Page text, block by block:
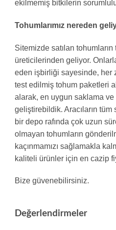
ekilmemiş bitkilerin
Tohumlarımız nereden
Sitemizde satılan tohumların
üreticilerinden geliyor.
eden işbirliği sayesinde, her
test edilmiş tohum paketleri
alarak, en uygun saklama ve
geliştirebildik. Aracıların tüm
bir depo rafında çok uzun
olmayan tohumların
kaçınmamızı sağlamakla
kaliteli ürünler için en cazip
Bize güvenebilirsiniz.
Değerlendirmeler